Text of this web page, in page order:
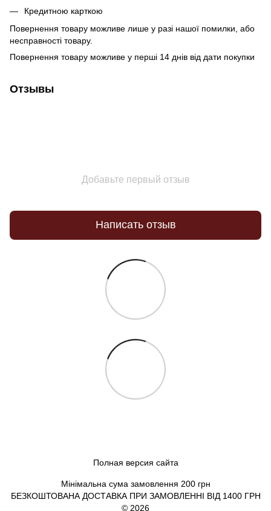
Кредитною карткою
Повернення товару можливе лише у разі нашої помилки, або
несправності товару.
Повернення товару можливе у перші 14 днів від дати покупки
Отзывы
Добавьте первый отзыв
Написать отзыв
Полная версия сайта
Мінімальна сума замовлення 200 грн
БЕЗКОШТОВАНА ДОСТАВКА ПРИ ЗАМОВЛЕННІ ВІД 1400 ГРН
© 2026